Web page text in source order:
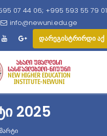
07 44 06; +995 593 55 79 01
info@newuni.edu.ge
დარეგისტრირდი აქ
2025
მარტი